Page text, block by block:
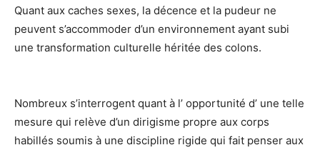
Quant aux caches sexes, la décence et la pudeur ne
peuvent s’accommoder d’un environnement ayant subi
une transformation culturelle héritée des colons.
Nombreux s’interrogent quant à l’ opportunité d’ une telle
mesure qui relève d’un dirigisme propre aux corps
habillés soumis à une discipline rigide qui fait penser aux